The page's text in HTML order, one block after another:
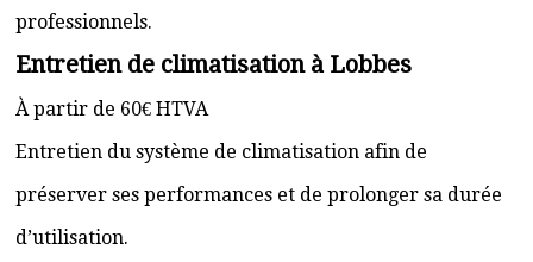
professionnels.
Entretien de climatisation à Lobbes
À partir de 60€ HTVA
Entretien du système de climatisation afin de
préserver ses performances et de prolonger sa durée
d’utilisation.